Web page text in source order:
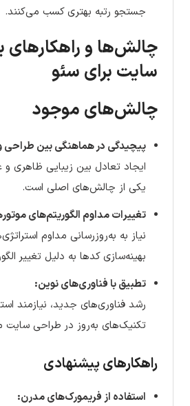
جستجو رتبه بهتری کسب می‌کنند.
چالش‌ها و راهکارهای
سایت برای سئو
چالش‌های موجود
پیچیدگی در هماهنگی بین طراحی
ایجاد تعادل بین زیبایی ظاهری
یکی از چالش‌های اصلی است.
تغییرات مداوم الگوریتم‌های
نیاز به به‌روزرسانی مداوم
بهینه‌سازی کدها به دلیل تغییر
تطبیق با فناوری‌های نوین:
رشد فناوری‌های جدید، نیازمند
تکنیک‌های به‌روز در طراحی سایت
راهکارهای پیشنهادی
استفاده از فریمورک‌های مدرن: